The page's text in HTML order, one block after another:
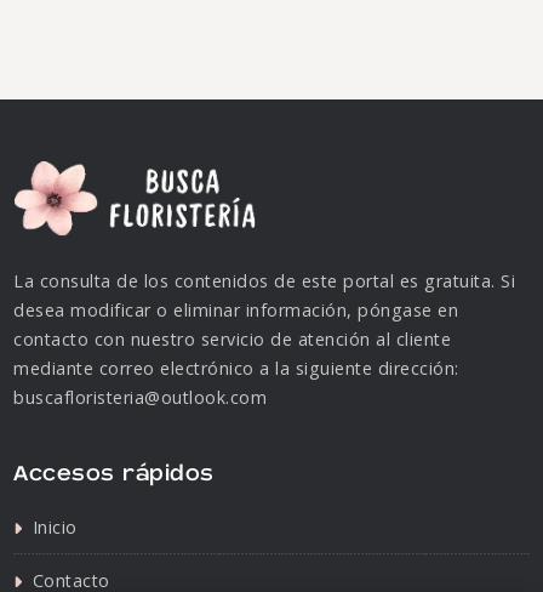
La consulta de los contenidos de este portal es gratuita. Si
desea modificar o eliminar información, póngase en
contacto con nuestro servicio de atención al cliente
mediante correo electrónico a la siguiente dirección:
buscafloristeria@outlook.com
Accesos rápidos
Inicio
Contacto